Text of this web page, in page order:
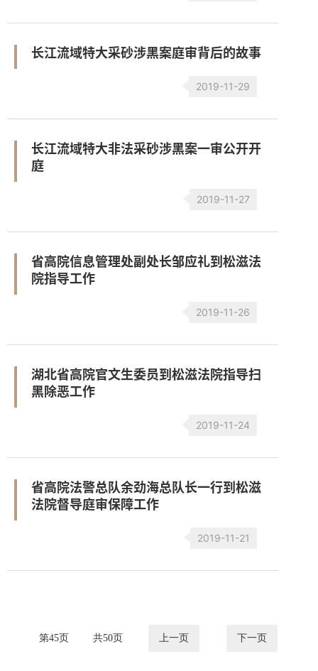
长江流域特大采砂涉黑案庭审背后的故事
2019-11-29
长江流域特大非法采砂涉黑案一审公开开
庭
2019-11-27
省高院信息管理处副处长邹应礼到松滋法
院指导工作
2019-11-26
湖北省高院官文生委员到松滋法院指导扫
黑除恶工作
2019-11-24
省高院法警总队余劲海总队长一行到松滋
法院督导庭审保障工作
2019-11-21
第45页 共50页 上一页 下一页